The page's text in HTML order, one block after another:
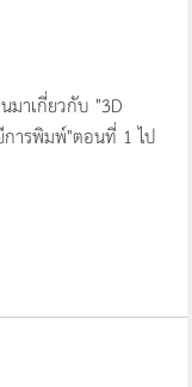
มาเกี่ยวกับ "3D
การพิมพ์"ตอนที่ 1 ไป